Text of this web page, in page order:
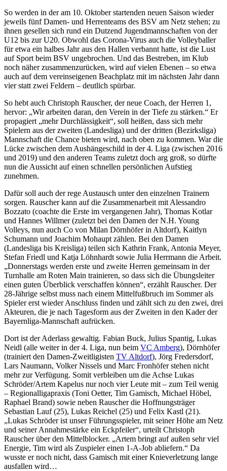
So werden in der am 10. Oktober startenden neuen Saison wieder
jeweils fünf Damen- und Herrenteams des BSV am Netz stehen; zu
ihnen gesellen sich rund ein Dutzend Jugendmannschaften von der
U12 bis zur U20. Obwohl das Corona-Virus auch die Volleyballer
für etwa ein halbes Jahr aus den Hallen verbannt hatte, ist die Lust
auf Sport beim BSV ungebrochen. Und das Bestreben, im Klub
noch näher zusammenzurücken, wird auf vielen Ebenen – so etwa
auch auf dem vereinseigenen Beachplatz mit im nächsten Jahr dann
vier statt zwei Feldern – deutlich spürbar.
So hebt auch Christoph Rauscher, der neue Coach, der Herren 1,
hervor: „Wir arbeiten daran, den Verein in der Tiefe zu stärken.“ Er
propagiert „mehr Durchlässigkeit“, soll heißen, dass sich mehr
Spielern aus der zweiten (Landesliga) und der dritten (Bezirksliga)
Mannschaft die Chance bieten wird, nach oben zu kommen. War die
Lücke zwischen dem Aushängeschild in der 4. Liga (zwischen 2016
und 2019) und den anderen Teams zuletzt doch arg groß, so dürfte
nun die Aussicht auf einen schnellen persönlichen Aufstieg
zunehmen.
Dafür soll auch der rege Austausch unter den einzelnen Trainern
sorgen. Rauscher kann auf die Zusammenarbeit mit Alessandro
Bozzato (coachte die Erste im vergangenen Jahr), Thomas Kotlar
und Hannes Willmer (zuletzt bei den Damen der N.H. Young
Volleys, nun auch Co von Milan Dörnhöfer in Altdorf), Kaitlyn
Schumann und Joachim Mohaupt zählen. Bei den Damen
(Landesliga bis Kreisliga) teilen sich Kathrin Frank, Antonia Meyer,
Stefan Friedl und Katja Löhnhardt sowie Julia Herrmann die Arbeit.
„Donnerstags werden erste und zweite Herren gemeinsam in der
Turnhalle am Roten Main trainieren, so dass sich die Übungsleiter
einen guten Überblick verschaffen können“, erzählt Rauscher. Der
28-Jährige selbst muss nach einem Mittelfußbruch im Sommer als
Spieler erst wieder Anschluss finden und zählt sich zu den zwei, drei
Akteuren, die je nach Tagesform aus der Zweiten in den Kader der
Bayernliga-Mannschaft aufrücken.
Dort ist der Aderlass gewaltig. Fabian Buck, Julius Spantig, Lukas
Neidl (alle weiter in der 4. Liga, nun beim VC Amberg), Dörnhöfer
(trainiert den Damen-Zweitligisten TV Altdorf), Jörg Fredersdorf,
Lars Naumann, Volker Nissels und Marc Fronhöfer stehen nicht
mehr zur Verfügung. Somit verbleiben um die Achse Lukas
Schröder/Artem Kapelus nur noch vier Leute mit – zum Teil wenig
– Regionalligapraxis (Toni Oetter, Tim Gamisch, Michael Höbel,
Raphael Brand) sowie neben Rauscher die Hoffnungsträger
Sebastian Lauf (25), Lukas Reichel (25) und Felix Kastl (21).
„Lukas Schröder ist unser Führungsspieler, mit seiner Höhe am Netz
und seiner Annahmestärke ein Eckpfeiler“, urteilt Christoph
Rauscher über den Mittelblocker. „Artem bringt auf außen sehr viel
Energie, Tim wird als Zuspieler einen 1-A-Job abliefern.“ Da
wusste er noch nicht, dass Gamisch mit einer Knieverletzung lange
ausfallen wird…